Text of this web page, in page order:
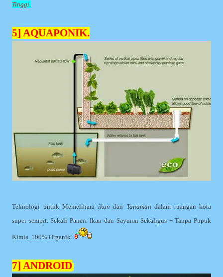
Tinggi.
5] AQUAPONIK.
Teknologi untuk Memelihara ikan dan Tanaman dalam ruangan kota
super sempit. Sekali Panen. Ikan dan Sayuran Sekaligus + Tanpa Pupuk
Kimia. 100% Organik.
7] ANDROID.